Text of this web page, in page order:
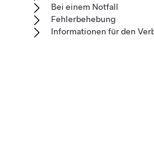
Bei einem Notfall
Fehlerbehebung
Informationen für den